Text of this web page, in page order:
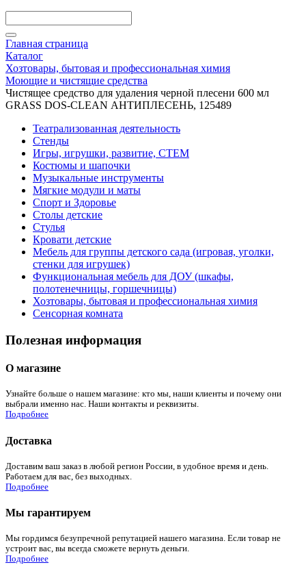
Главная страница
Каталог
Хозтовары, бытовая и профессиональная химия
Моющие и чистящие средства
Чистящее средство для удаления черной плесени 600 мл
GRASS DOS-CLEAN АНТИПЛЕСЕНЬ, 125489
Театрализованная деятельность
Стенды
Игры, игрушки, развитие, СТЕМ
Костюмы и шапочки
Музыкальные инструменты
Мягкие модули и маты
Спорт и Здоровье
Столы детские
Стулья
Кровати детские
Мебель для группы детского сада (игровая, уголки,
стенки для игрушек)
Функциональная мебель для ДОУ (шкафы,
полотенечницы, горшечницы)
Хозтовары, бытовая и профессиональная химия
Сенсорная комната
Полезная информация
О магазине
Узнайте больше о нашем магазине: кто мы, наши клиенты и почему они
выбрали именно нас. Наши контакты и реквизиты.
Подробнее
Доставка
Доставим ваш заказ в любой регион России, в удобное время и день.
Работаем для вас, без выходных.
Подробнее
Мы гарантируем
Мы гордимся безупречной репутацией нашего магазина. Если товар не
устроит вас, вы всегда сможете вернуть деньги.
Подробнее